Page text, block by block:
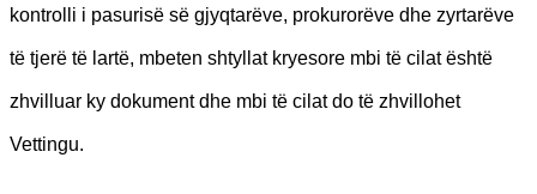
kontrolli i pasurisë së gjyqtarëve, prokurorëve dhe zyrtarëve
të tjerë të lartë, mbeten shtyllat kryesore mbi të cilat është
zhvilluar ky dokument dhe mbi të cilat do të zhvillohet
Vettingu.